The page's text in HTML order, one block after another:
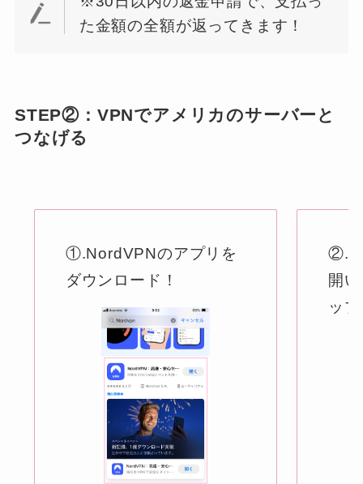
た金額の全額が返ってきます！
STEP②：VPNでアメリカのサーバーと
つなげる
①.NordVPNのアプリを
ダウンロード！
開
ッ